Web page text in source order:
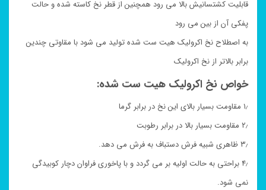
قابلیت کشتسانیش بالا می رود همچنین از قطر نخ کاسته شده و حالت
پفکی آن از بین می رود
به اصطلاح نخ اکرولیک هیت ست شده تولید می شود با مقاوتی چندین
برابر بالاتر از نخ اکرولیک
خواص نخ اکرولیک هیت ست شده:
۱٫ مقاومت بسیار بالای این نخ در برابر گرما
۲٫ مقاومت بسیار بالا در برابر رطوبت
۳٫ ظاهری شبیه فرش دستباف به فرش می دهد.
۴٫ براحتی به حالت اولیه بر می گردد و با پاخوری فراوان دچار کوبیدگی
نمی شود.